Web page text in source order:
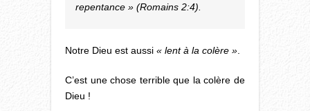
repentance » (Romains 2:4).
Notre Dieu est aussi « lent à la colère »
C’est une chose terrible que la colère de
Dieu !